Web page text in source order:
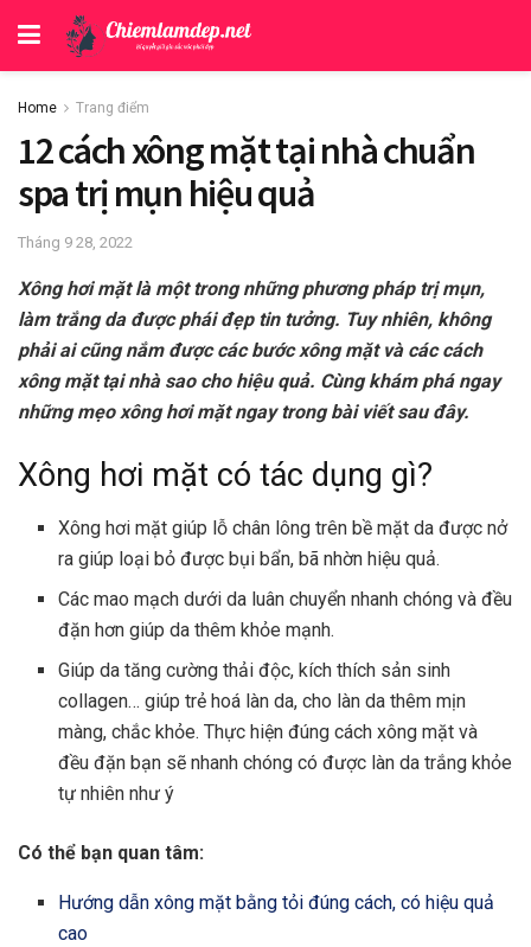
Home Trang điểm
12 cách xông mặt tại nhà chuẩn
spa trị mụn hiệu quả
Tháng 9 28, 2022
Xông hơi mặt là một trong những phương pháp trị mụn,
làm trắng da được phái đẹp tin tưởng. Tuy nhiên, không
phải ai cũng nắm được các bước xông mặt và các cách
xông mặt tại nhà sao cho hiệu quả. Cùng khám phá ngay
những mẹo xông hơi mặt ngay trong bài viết sau đây.
Xông hơi mặt có tác dụng gì?
Xông hơi mặt giúp lỗ chân lông trên bề mặt da được nở
ra giúp loại bỏ được bụi bẩn, bã nhờn hiệu quả.
Các mao mạch dưới da luân chuyển nhanh chóng và đều
đặn hơn giúp da thêm khỏe mạnh.
Giúp da tăng cường thải độc, kích thích sản sinh
collagen… giúp trẻ hoá làn da, cho làn da thêm mịn
màng, chắc khỏe. Thực hiện đúng cách xông mặt và
đều đặn bạn sẽ nhanh chóng có được làn da trắng khỏe
tự nhiên như ý
Có thể bạn quan tâm:
Hướng dẫn xông mặt bằng tỏi đúng cách, có hiệu quả
cao